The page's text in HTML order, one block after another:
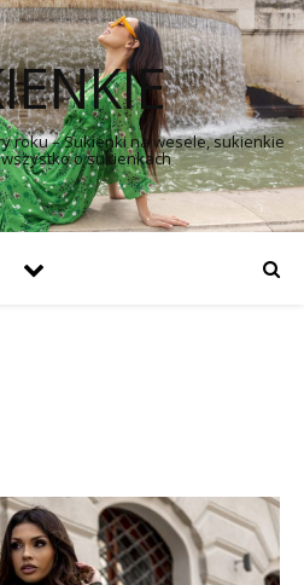
roku – Sukienki na wesele, sukienkie
o sukienkach